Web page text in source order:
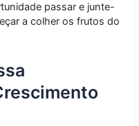
passar e junte-
a colher os frutos do